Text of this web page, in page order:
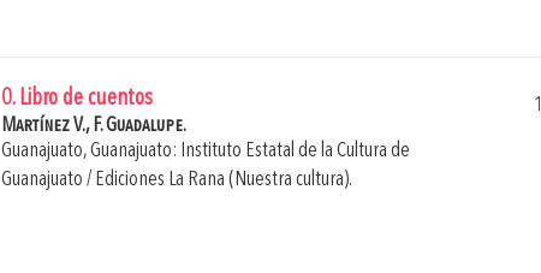
0. Libro de cuentos
Martínez V., F. Guadalupe.
Guanajuato, Guanajuato: Instituto Estatal de la Cultura de
Guanajuato / Ediciones La Rana (Nuestra cultura).